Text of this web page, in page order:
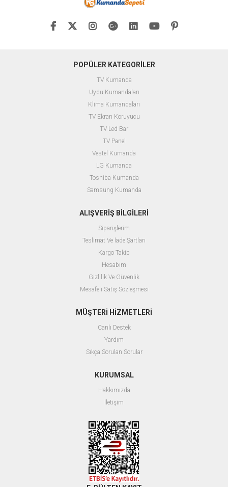
POPÜLER KATEGORİLER
TV Kumanda
Uydu Kumandaları
Klima Kumandaları
TV Ekran Koruyucu
TV Led Bar
TV Panel
Vestel Kumanda
LG Kumanda
Toshiba Kumanda
Samsung Kumanda
ALIŞVERİŞ BİLGİLERİ
Siparişlerim
Teslimat Ve İade Şartları
Kargo Takip
Hesabım
Gizlilik Ve Güvenlik
Mesafeli Satış Sözleşmesi
MÜŞTERİ HİZMETLERİ
Canlı Destek
Yardım
Sıkça Sorulan Sorular
KURUMSAL
Hakkımızda
İletişim